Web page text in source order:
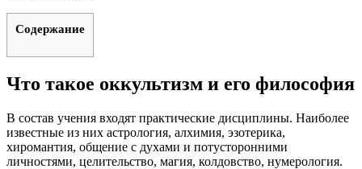
Содержание
Что такое оккультизм и его философия
В состав учения входят практические дисциплины. Наиболее
известные из них астрология, алхимия, эзотерика,
хиромантия, общение с духами и потусторонними
личностями, целительство, магия, колдовство, нумерология.